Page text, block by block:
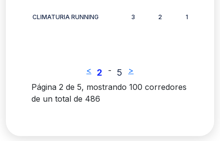
CLIMATURIA RUNNING 3 2 1
< 2 - 5
>
Página 2 de 5, mostrando 100 corredores
de un total de 486